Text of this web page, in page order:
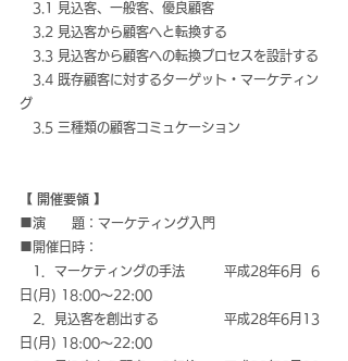
3.1 見込客、一般客、優良顧客
3.2 見込客から顧客へと転換する
3.3 見込客から顧客への転換プロセスを設計する
3.4 既存顧客に対するターゲット・マーケティン
グ
3.5 三種類の顧客コミュケーション
【 開催要領 】
■演　　題：マーケティング入門
■開催日時：
1．マーケティングの手法　　　平成28年6月  6
日(月) 18:00～22:00
2．見込客を創出する　　　      平成28年6月13
日(月) 18:00～22:00